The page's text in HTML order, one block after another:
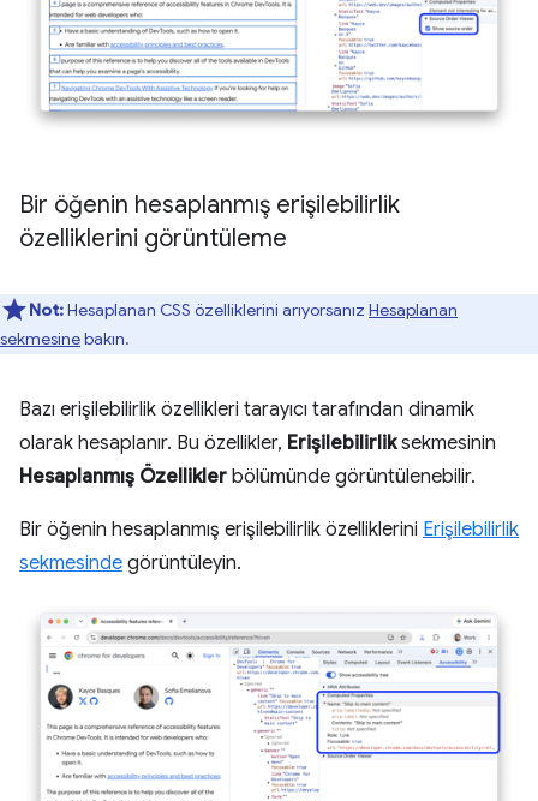
Bir öğenin hesaplanmış erişilebilirlik
özelliklerini görüntüleme
Not:Hesaplanan CSS özelliklerini arıyorsanız Hesaplanan
sekmesinebakın.
Bazı erişilebilirlik özellikleri tarayıcı tarafından dinamik
olarak hesaplanır. Bu özellikler, Erişilebilirliksekmesinin
Hesaplanmış Özellikler bölümünde görüntülenebilir.
Bir öğenin hesaplanmış erişilebilirlik özelliklerini Erişilebilirlik
sekmesinde görüntüleyin.